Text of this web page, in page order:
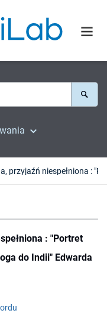
: "Portret
do Indii" Edwarda